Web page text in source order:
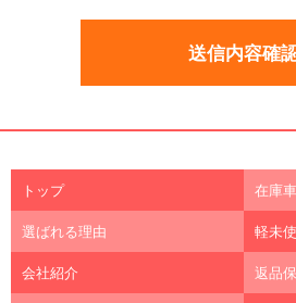
トップ 在庫
選ばれる理由 軽未
会社紹介 返品